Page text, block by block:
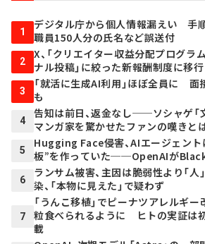
1
デジタル庁から個人情報漏えい 手
職員150人分の氏名など誤送付
2
X、「クリエイター収益分配プログラ
ナル投稿」に絞った新報酬制度に移行
3
「就活に生成AI利用」ほぼ全員に 面
も
4
告知は前日、返金なし──ソシャゲ「
マンガ家を驚かせたファンの嘆きと
5
Hugging Face侵害、AIエージェン
板”を作っていた──OpenAIが
6
ランサム被害、主因は脆弱性より「
染、「本物に見えた」で疑わず
7
「うんこ移植」でピーナツアレルギー
粒食べられるように ヒトの実証
載